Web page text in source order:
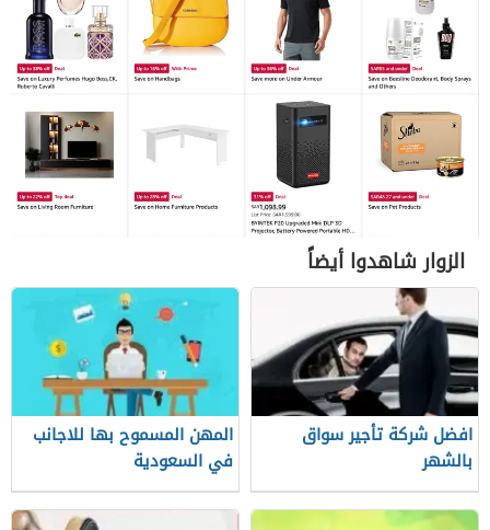
الزوار شاهدوا أيضاً
افضل شركة تأجير سواق
بالشهر
المهن المسموح بها للاجانب
في السعودية